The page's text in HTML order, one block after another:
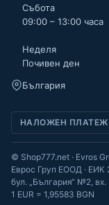
Събота
09:00 – 13:00 часа
Неделя
Почивен ден
България
НАЛОЖЕН ПЛАТЕЖ
© Shop777.net · Evros
Еврос Груп ЕООД · ЕИК
бул. „България“ №2, вх.
1 EUR = 1,95583 BGN